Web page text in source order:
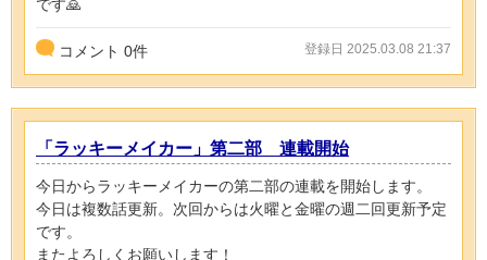
です🙇
コメント 0件 登録日 2025.03.08 21:37
「ラッキーメイカー」第二部 連載開始
今日からラッキーメイカーの第二部の連載を開始します。
今日は複数話更新。次回からは火曜と金曜の週二回更新予定
です。
またよろしくお願いします！